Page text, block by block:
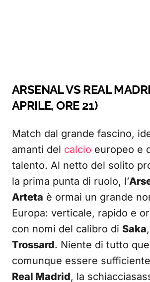
ARSENAL VS REAL
APRILE, ORE 21)
Match dal grande fascino,
amanti del calcio europeo e
talento. Al netto del solito
la prima punta di ruolo, l’
Arteta è ormai un grande
Europa: verticale, rapido e
con nomi del calibro di Saka,
Trossard. Niente di tutto
comunque essere
Real Madrid, la